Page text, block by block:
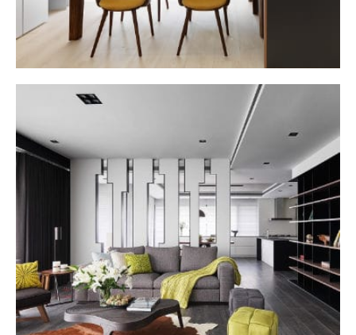
新竹アパートホテル
HOME DESIGN
MORE